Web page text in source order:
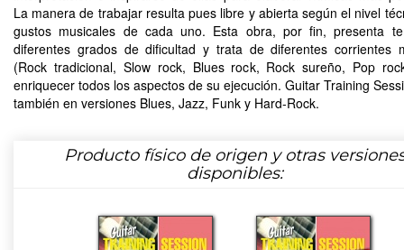
La manera de trabajar resulta pues libre y abierta según el nivel
gustos musicales de cada uno. Esta obra, por fin, presenta
diferentes grados de dificultad y trata de diferentes corrientes
(Rock tradicional, Slow rock, Blues rock, Rock sureño, Pop
enriquecer todos los aspectos de su ejecución. Guitar Training
también en versiones Blues, Jazz, Funk y Hard-Rock.
Producto físico de origen y otras
disponibles: